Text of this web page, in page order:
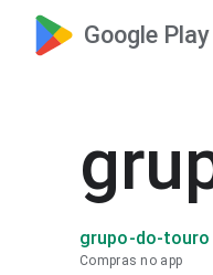
Google Play
grupo-do-touro
Compras no app